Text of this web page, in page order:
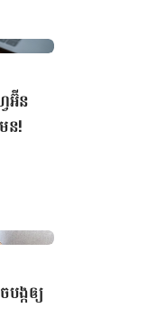
អ៊ីន
ន!
ង្កឲ្យ